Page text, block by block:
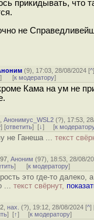
прикидывать, что
не
(9), 17:03, 28/08/2024 [^
] [к модератору]
Кама на ум не
,Анонимус_WSL2 (?), 17:53,
] [ответить] [↓] [к
не Ганеша ... текст
,Аноним (97), 18:53, 28/08/
] [к модератору]
это где-то далеко,
... текст свёрнут,
,нах. (?), 19:12, 28/08/2024 [^]
] [↑] [к модератору]